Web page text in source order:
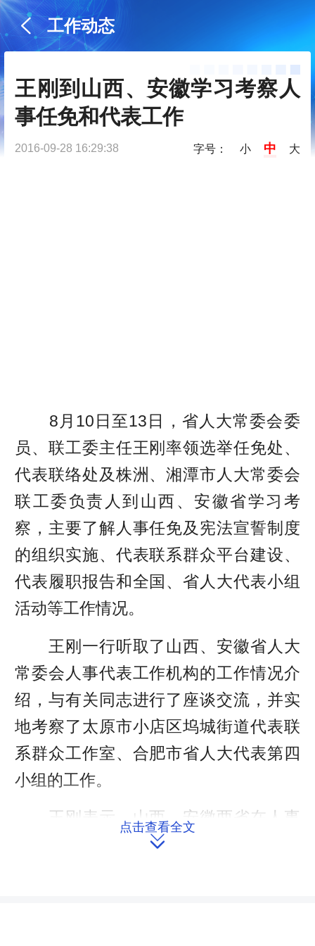
工作动态
王刚到山西、安徽学习考察人
事任免和代表工作
2016-09-28 16:29:38 字号： 小 中 大
8月10日至13日，省人大常委会委
员、联工委主任王刚率领选举任免处、
代表联络处及株洲、湘潭市人大常委会
联工委负责人到山西、安徽省学习考
察，主要了解人事任免及宪法宣誓制度
的组织实施、代表联系群众平台建设、
代表履职报告和全国、省人大代表小组
活动等工作情况。
王刚一行听取了山西、安徽省人大
常委会人事代表工作机构的工作情况介
绍，与有关同志进行了座谈交流，并实
地考察了太原市小店区坞城街道代表联
系群众工作室、合肥市省人大代表第四
小组的工作。
王刚表示，山西、安徽两省在人事
任免、代表监督和代表小组活动等工作
点击查看全文
